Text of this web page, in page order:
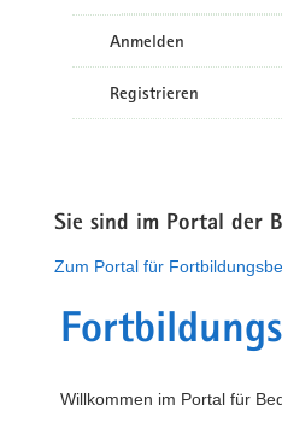
Anmelden
Registrieren
Sie sind im Portal der
Zum Portal für
Willkommen im Portal für